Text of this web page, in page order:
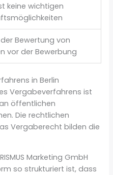
keine wichtigen
Bewertung von
vor der Bewerbung
in Berlin
Vergabeverfahrens ist
öffentlichen
Die rechtlichen
Vergaberecht bilden die
Marketing GmbH
so strukturiert ist, dass